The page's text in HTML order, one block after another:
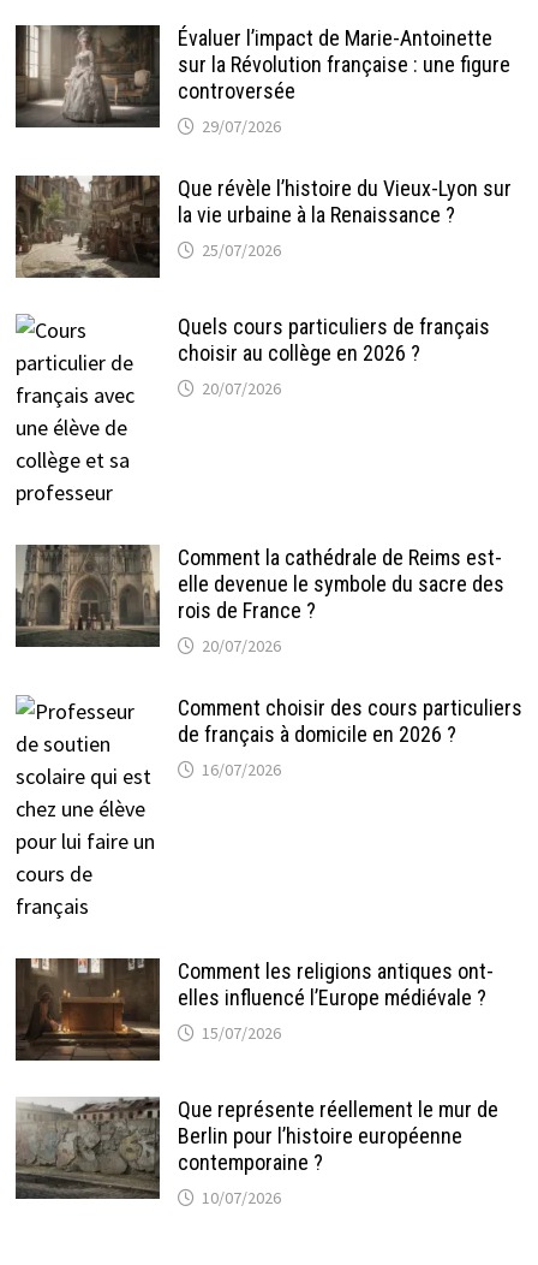
Évaluer l’impact de Marie-Antoinette
sur la Révolution française : une figure
controversée
29/07/2026
Que révèle l’histoire du Vieux-Lyon sur
la vie urbaine à la Renaissance ?
25/07/2026
Quels cours particuliers de français
choisir au collège en 2026 ?
20/07/2026
Comment la cathédrale de Reims est-
elle devenue le symbole du sacre des
rois de France ?
20/07/2026
Comment choisir des cours particuliers
de français à domicile en 2026 ?
16/07/2026
Comment les religions antiques ont-
elles influencé l’Europe médiévale ?
15/07/2026
Que représente réellement le mur de
Berlin pour l’histoire européenne
contemporaine ?
10/07/2026